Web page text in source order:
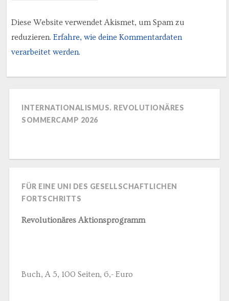
Diese Website verwendet Akismet, um Spam zu
reduzieren. Erfahre, wie deine Kommentardaten
verarbeitet werden.
INTERNATIONALISMUS. REVOLUTIONÄRES
SOMMERCAMP 2026
FÜR EINE UNI DES GESELLSCHAFTLICHEN
FORTSCHRITTS
Revolutionäres Aktionsprogramm
Buch, A 5, 100 Seiten, 6,- Euro